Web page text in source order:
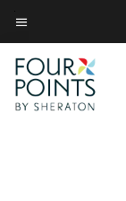
Skip
to
main
content
菜单文本